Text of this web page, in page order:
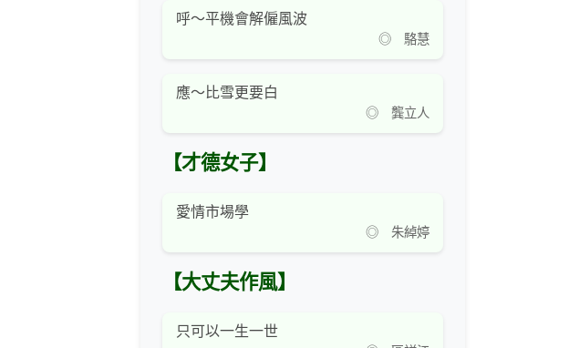
呼～平機會解僱風波
◎ 駱慧
應～比雪更要白
◎ 龔立人
【才德女子】
愛情市場學
◎ 朱綽婷
【大丈夫作風】
只可以一生一世